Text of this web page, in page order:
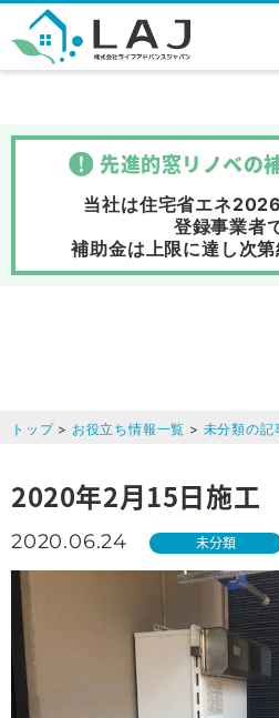
先進的窓リノベの
当社は住宅省エネ
登録事業者
補助金は上限に達し次第
トップ> お役立ち情報一覧 > 未分類の記
2020年2月15日施工
2020.06.24 未分類